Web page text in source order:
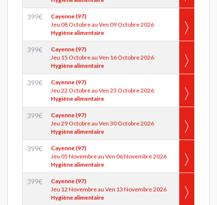
399€
Cayenne (97)
Jeu 08 Octobre au Ven 09 Octobre 2026
Hygiène alimentaire
399€
Cayenne (97)
Jeu 15 Octobre au Ven 16 Octobre 2026
Hygiène alimentaire
399€
Cayenne (97)
Jeu 22 Octobre au Ven 23 Octobre 2026
Hygiène alimentaire
399€
Cayenne (97)
Jeu 29 Octobre au Ven 30 Octobre 2026
Hygiène alimentaire
399€
Cayenne (97)
Jeu 05 Novembre au Ven 06 Novembre 2026
Hygiène alimentaire
399€
Cayenne (97)
Jeu 12 Novembre au Ven 13 Novembre 2026
Hygiène alimentaire